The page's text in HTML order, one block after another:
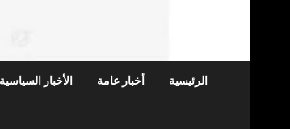
الرئيسية أخبار عامة الأخبار السياسية